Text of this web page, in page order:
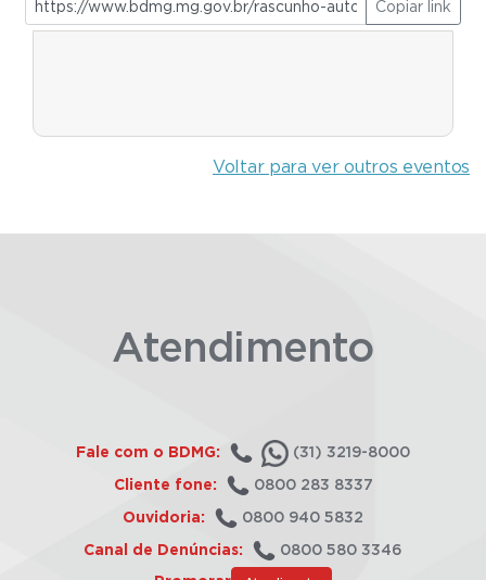
Copiar link
Voltar para ver outros eventos
Atendimento
Fale com o BDMG: (31) 3219-8000
Cliente fone: 0800 283 8337
Ouvidoria: 0800 940 5832
Canal de Denúncias: 0800 580 3346